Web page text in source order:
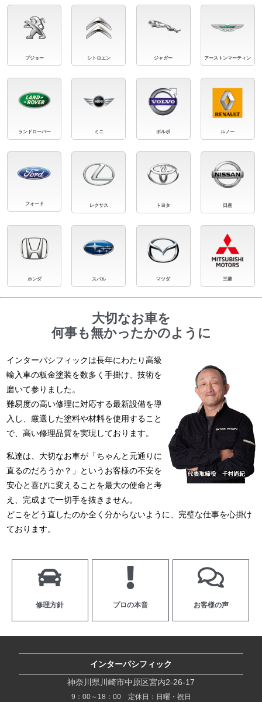
プジョー シトロエン ジャガー アーストンマーティン
ランドローバー ミニ ボルボ ルノー
フォード レクサス トヨタ 日産
ホンダ スバル マツダ 三菱
大切なお車を
何事も無かったかのように
インターパシフィックは長年にわたり高級
輸入車の板金塗装を数多く手掛け、技術を
磨いて参りました。
難易度の高い修理に対応する最新設備を導
入し、厳選した塗料や材料を使用すること
で、高い修理品質を実現しております。
私達は、大切なお車が「ちゃんと元通りに
直るのだろうか？」というお客様の不安を
安心と喜びに変えることを最大の使命と考
え、完成まで一切手を抜きません。
どこをどう直したのか全く分からないように、完璧な仕事を心掛け
ております。
修理方針 プロの本音 お客様の声
インターパシフィック
神奈川県川崎市中原区宮内2-26-17
9：00～18：00 定休日：日曜・祝日